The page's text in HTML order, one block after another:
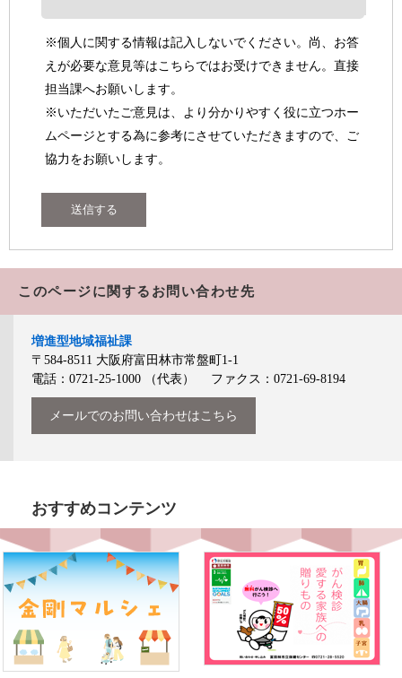
※個人に関する情報は記入しないでください。尚、お答
えが必要な意見等はこちらではお受けできません。直接
担当課へお願いします。
※いただいたご意見は、より分かりやすく役に立つホー
ムページとする為に参考にさせていただきますので、ご
協力をお願いします。
このページに関するお問い合わせ先
増進型地域福祉課
〒584-8511 大阪府富田林市常盤町1-1
電話：0721-25-1000
（代表） ファクス：0721-69-8194
メールでのお問い合わせはこちら
おすすめコンテンツ